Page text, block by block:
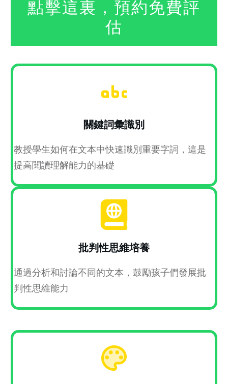
點擊這裏，預約免費評
估
關鍵詞彙識別
教授學生如何在文本中快速識別重要字詞，這是
提高閱讀理解能力的基礎
批判性思維培養
通過分析和討論不同的文本，鼓勵孩子們發展批
判性思維能力